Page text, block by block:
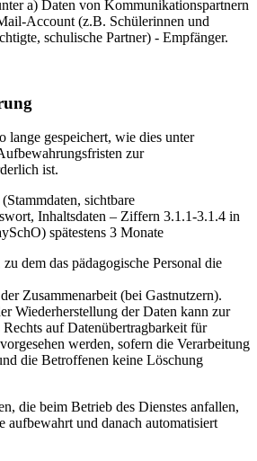
a) Daten von Kommunikationspartnern
Account (z.B. Schülerinnen und
schulische Partner) - Empfänger.
lange gespeichert, wie dies unter
zur
ist.
sichtbare
Inhaltsdaten – Ziffern 3.1.1-3.1.4 in
spätestens 3 Monate
dem das pädagogische Personal die
Zusammenarbeit (bei Gastnutzern).
Wiederherstellung der Daten kann zur
Rechts auf Datenübertragbarkeit für
werden, sofern die Verarbeitung
die Betroffenen keine Löschung
die beim Betrieb des Dienstes anfallen,
aufbewahrt und danach automatisiert